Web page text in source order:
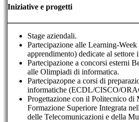
Iniziative e progetti
Stage aziendali.
Partecipazione alle Learning-Week
apprendimento) dedicate al settore
Partecipazione a concorsi esterni
alle Olimpiadi di informatica.
Partecipazopne a corsi di
informatiche (ECDL/CISCO/
Progettazione con il Politecnico di
Formazione Superiore Integrata
delle Telecomunicazioni e della